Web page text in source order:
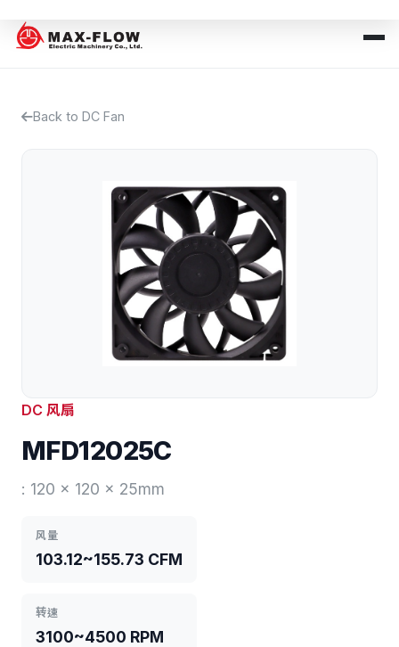
Back to DC Fan
DC 风扇
MFD12025C
: 120 x 120 x 25mm
风量
103.12~155.73 CFM
转速
3100~4500 RPM